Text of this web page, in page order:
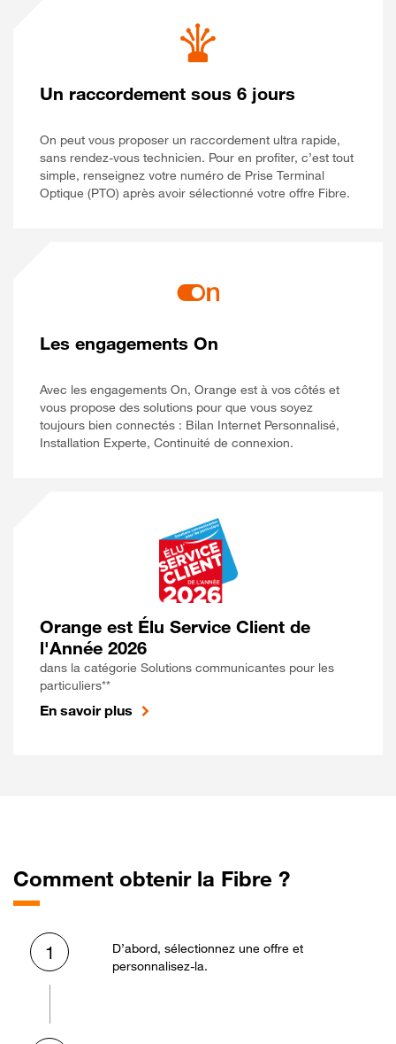
Un raccordement sous 6 jours
On peut vous proposer un raccordement ultra rapide,
sans rendez-vous technicien. Pour en profiter, c’est tout
simple, renseignez votre numéro de Prise Terminal
Optique (PTO) après avoir sélectionné votre offre Fibre.
Les engagements On
Avec les engagements On, Orange est à vos côtés et
vous propose des solutions pour que vous soyez
toujours bien connectés : Bilan Internet Personnalisé,
Installation Experte, Continuité de connexion.
Orange est Élu Service Client de
l'Année 2026
dans la catégorie Solutions communicantes pour les
particuliers**
En savoir plus
Comment obtenir la Fibre ?
1
D’abord, sélectionnez une offre et
personnalisez-la.